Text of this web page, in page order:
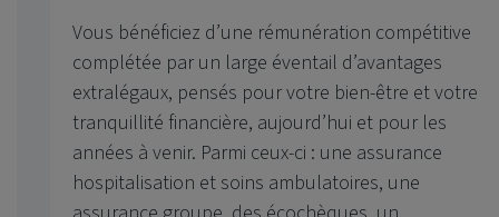
Vous bénéficiez d’une rémunération compétitive
complétée par un large éventail d’avantages
extralégaux, pensés pour votre bien-être et votre
tranquillité financière, aujourd’hui et pour les
années à venir. Parmi ceux-ci : une assurance
hospitalisation et soins ambulatoires, une